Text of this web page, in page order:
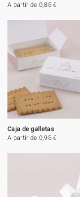
A partir de 0,85 €
Caja de galletas
A partir de 0,95 €